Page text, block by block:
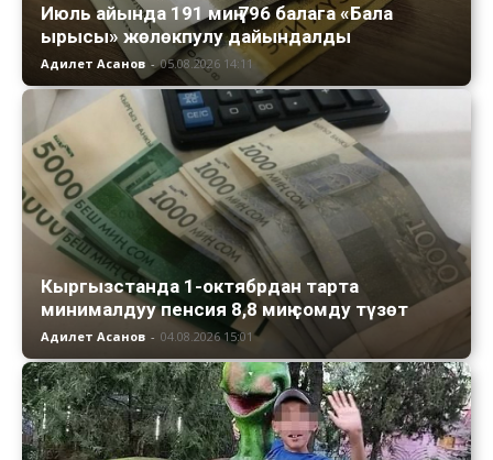
Июль айында 191 миң 796 балага «Бала
ырысы» жөлөкпулу дайындалды
Адилет Асанов - 05.08.2026 14:11
Кыргызстанда 1-октябрдан тарта
минималдуу пенсия 8,8 миң сомду түзөт
Адилет Асанов - 04.08.2026 15:01